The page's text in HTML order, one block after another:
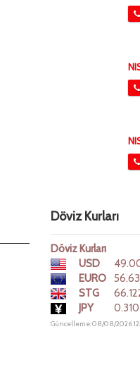
Döviz Kurları
Döviz Kurları
USD
EURO
STG
JPY
Güncelleme: 08/08/2026